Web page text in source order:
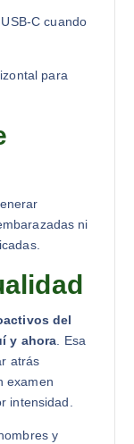
C cuando
para
ni
del
y ahora . Esa
atrás
examen
intensidad.
y